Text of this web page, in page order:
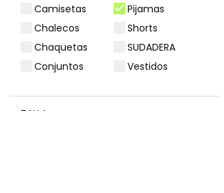
Camisetas
Chalecos
Chaquetas
Conjuntos
Pijamas
Shorts
SUDADERA
Vestidos
TALLA